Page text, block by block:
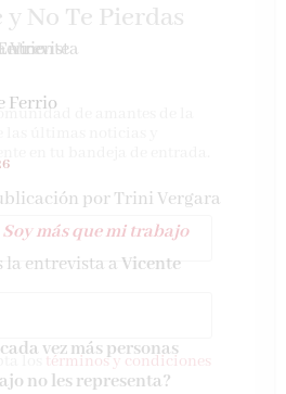
Ferrio
por Trini Vergara
Soy más que mi trabajo
la entrevista a Vicente
vez más personas
no les representa?
y No Te Pierdas
de amantes de la
los
términos y condiciones